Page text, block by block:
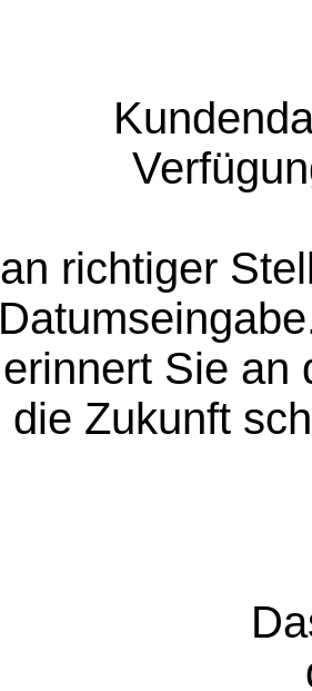
an richtiger
erinnert Sie an
die Zukunft